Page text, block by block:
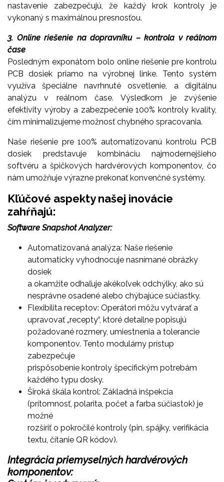
nastavenie zabezpečujú, že každý krok kontroly je
vykonaný s maximálnou presnosťou.
3. Online riešenie na dopravníku – kontrola v reálnom
čase
Posledným exponátom bolo online riešenie pre kontrolu
PCB dosiek priamo na výrobnej linke. Tento systém
využíva špeciálne navrhnuté osvetlenie, a digitálnu
analýzu v reálnom čase. Výsledkom je zvýšenie
efektivity výroby a zabezpečenie 100% kontroly kvality,
čím minimalizujeme možnosť chybného spracovania.
Naše riešenie pre 100% automatizovanú kontrolu PCB
dosiek predstavuje kombináciu najmodernejšieho
softvéru a špičkových hardvérových komponentov, čo
nám umožňuje výrazne prekonať konvenčné systémy.
Kľúčové aspekty našej inovácie
zahŕňajú:
Software Snapshot Analyzer:
Automatizovaná analýza: Naše riešenie
automaticky vyhodnocuje nasnímané obrázky
dosiek
a okamžite odhaľuje akékoľvek odchýlky, ako sú
nesprávne osadené alebo chýbajúce súčiastky.
Flexibilita receptov: Operátori môžu vytvárať a
upravovať „recepty“, ktoré detailne popisujú
požadované rozmery, umiestnenia a tolerancie
komponentov. Tento modulárny prístup
zabezpečuje
prispôsobenie kontroly špecifickým potrebám
každého typu dosky.
Široká škála kontrol: Základná inšpekcia
(prítomnosť, polarita, počet a farba súčiastok) je
možné
rozšíriť o pokročilé kontroly (pin, spájky, verifikácia
textu, čítanie QR kódov).
Integrácia priemyselných hardvérových
komponentov: